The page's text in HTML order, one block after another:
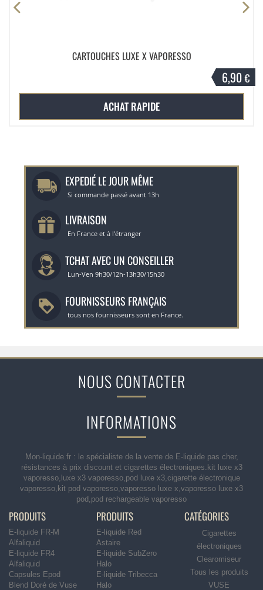
CARTOUCHES LUXE X VAPORESSO
6,90€
ACHAT RAPIDE
EXPEDIÉ LE JOUR MÊME
Si commande passé avant 13h
LIVRAISON
En France et à l'étranger
TCHAT AVEC UN CONSEILLER
Lun-Ven 9h30/12h-13h30/15h30
FOURNISSEURS FRANÇAIS
tous nos fournisseurs sont en France.
NOUS CONTACTER
INFORMATIONS
Mon-liquide.fr : le spécialiste de la vente de E-liquide pas cher,
résistances à prix discount et cigarettes électroniques.kit luxe x3
vaporesso,luxe x3 vaporesso,pod luxe x3,cigarette électronique
vaporesso,kit pod vaporesso,vaporesso luxe x,vaporesso luxe x3
pod,pod rechargeable vaporesso
PRODUITS
E-liquide FR-M
Alfaliquid
E-liquide FR4
Alfaliquid
Capsules Epod
Blend Doré de Vuse
PRODUITS
E-liquide Red
Astaire
E-liquide SubZero
Halo
E-liquide Tribecca
Halo
CATÉGORIES
Cigarettes
électroniques
Clearomiseur
Tous les produits
VUSE